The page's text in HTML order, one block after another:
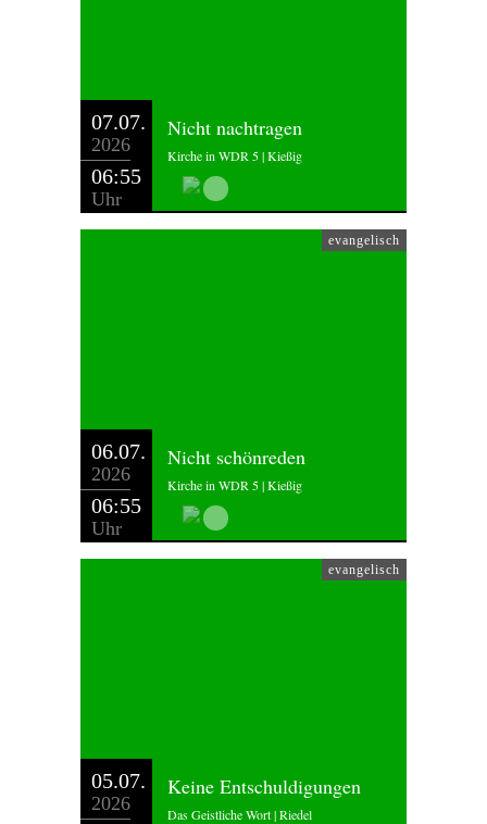
07.07.
2026
06:55
Uhr
Nicht nachtragen
Kirche in WDR 5 | Kießig
evangelisch
06.07.
2026
06:55
Uhr
Nicht schönreden
Kirche in WDR 5 | Kießig
evangelisch
05.07.
2026
Keine Entschuldigungen
Das Geistliche Wort | Riedel